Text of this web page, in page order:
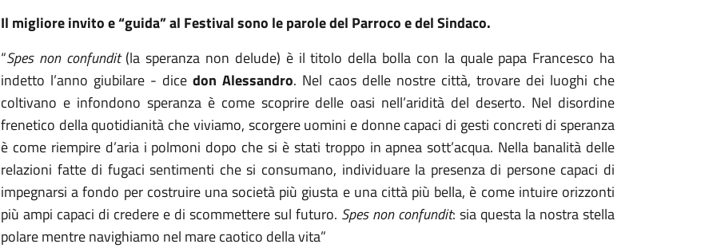
Il migliore invito e “guida” al Festival sono le parole del Parroco e del Sindaco.
“Spes non confundit(la speranza non delude) è il titolo della bolla con la quale papa Francesco ha
indetto l’anno giubilare - dicedon Alessandro. Nel caos delle nostre città, trovare dei luoghi che
coltivano e infondono speranza è come scoprire delle oasi nell’aridità del deserto. Nel disordine
frenetico della quotidianità che viviamo, scorgere uomini e donne capaci di gesti concreti di speranza
è come riempire d’aria i polmoni dopo che si è stati troppo in apnea sott’acqua. Nella banalità delle
relazioni fatte di fugaci sentimenti che si consumano, individuare la presenza di persone capaci di
impegnarsi a fondo per costruire una società più giusta e una città più bella, è come intuire orizzonti
più ampi capaci di credere e di scommettere sul futuro. Spes non confundit: sia questa la nostra stella
polare mentre navighiamo nel mare caotico della vita”